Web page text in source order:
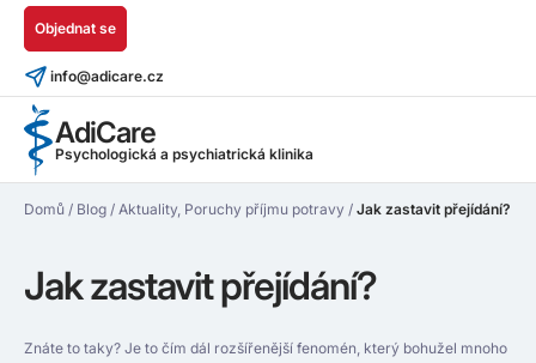
AdiCare
Psychologická a psychiatrická klinika
Objednat se
info@adicare.cz
Domů / Blog / Aktuality, Poruchy příjmu potravy / Jak zastavit přejídání?
Jak zastavit přejídání?
Znáte to taky? Je to čím dál rozšířenější fenomén, který bohužel mnoho